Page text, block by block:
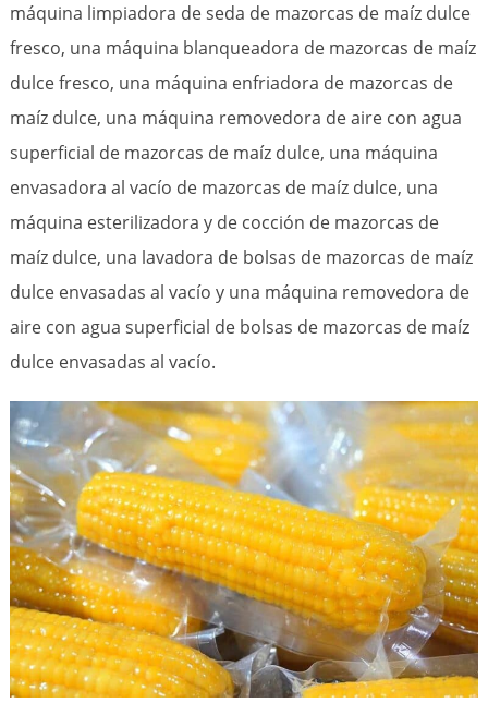
máquina limpiadora de seda de mazorcas de maíz dulce
fresco, una máquina blanqueadora de mazorcas de maíz
dulce fresco, una máquina enfriadora de mazorcas de
maíz dulce, una máquina removedora de aire con agua
superficial de mazorcas de maíz dulce, una máquina
envasadora al vacío de mazorcas de maíz dulce, una
máquina esterilizadora y de cocción de mazorcas de
maíz dulce, una lavadora de bolsas de mazorcas de maíz
dulce envasadas al vacío y una máquina removedora de
aire con agua superficial de bolsas de mazorcas de maíz
dulce envasadas al vacío.